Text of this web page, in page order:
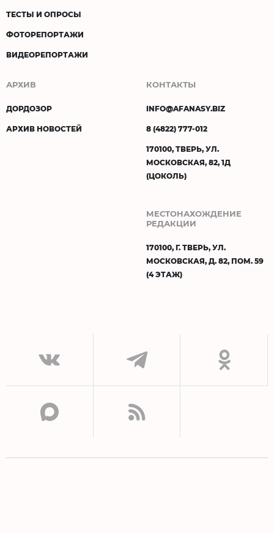
ТЕСТЫ И ОПРОСЫ
ФОТОРЕПОРТАЖИ
ВИДЕОРЕПОРТАЖИ
АРХИВ
ДОРДОЗОР
АРХИВ НОВОСТЕЙ
КОНТАКТЫ
INFO@AFANASY.BIZ
8 (4822) 777-012
170100, ТВЕРЬ, УЛ.
МОСКОВСКАЯ, 82, 1Д
(ЦОКОЛЬ)
МЕСТОНАХОЖДЕНИЕ
РЕДАКЦИИ
170100, Г. ТВЕРЬ, УЛ.
МОСКОВСКАЯ, Д. 82, ПОМ. 59
(4 ЭТАЖ)